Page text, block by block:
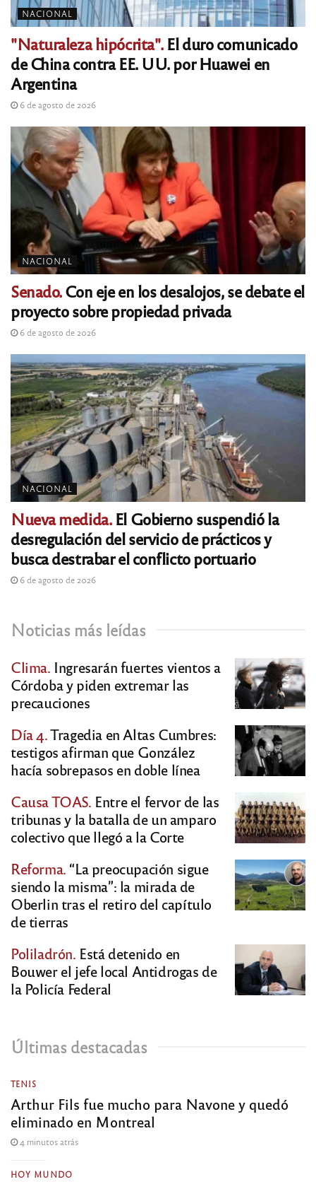
NACIONAL
"Naturaleza hipócrita".El duro comunicado
de China contra EE. UU. por Huawei en
Argentina
6 de agosto de 2026
NACIONAL
Senado.Con eje en los desalojos, se debate el
proyecto sobre propiedad privada
6 de agosto de 2026
NACIONAL
Nueva medida.El Gobierno suspendió la
desregulación del servicio de prácticos y
busca destrabar el conflicto portuario
6 de agosto de 2026
Noticias más leídas
Clima. Ingresarán fuertes vientos a
Córdoba y piden extremar las
precauciones
Día 4.Tragedia en Altas Cumbres:
testigos afirman que González
hacía sobrepasos en doble línea
Causa TOAS. Entre el fervor de las
tribunas y la batalla de un amparo
colectivo que llegó a la Corte
Reforma. “La preocupación sigue
siendo la misma”: la mirada de
Oberlin tras el retiro del capítulo
de tierras
Poliladrón. Está detenido en
Bouwer el jefe local Antidrogas de
la Policía Federal
Últimas destacadas
TENIS
Arthur Fils fue mucho para Navone y quedó
eliminado en Montreal
4 minutos atrás
HOY MUNDO